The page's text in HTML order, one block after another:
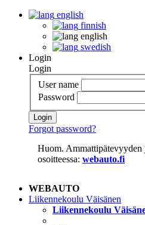
english
finnish
english
swedish
Login
Login
User name
Password
Login
Forgot password?
Huom. Ammattipätevyyden
osoitteessa: webauto.fi
WEBAUTO
Liikennekoulu Väisänen
Liikennekoulu